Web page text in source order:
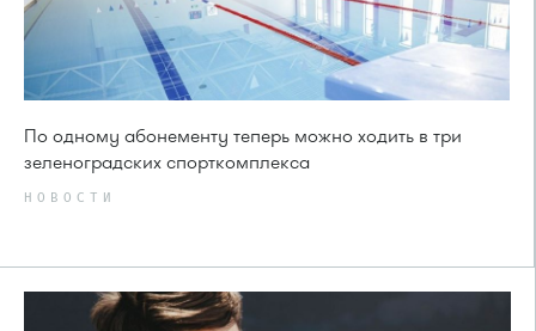
По одному абонементу теперь можно ходить в три
зеленоградских спорткомплекса
НОВОСТИ